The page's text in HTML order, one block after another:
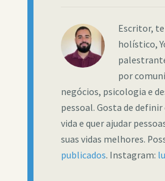
Escritor,
holístico,
por
negócios, psicologia e
pessoal. Gosta de definir
vida e quer ajudar
suas vidas melhores.
publicados. Instagram: